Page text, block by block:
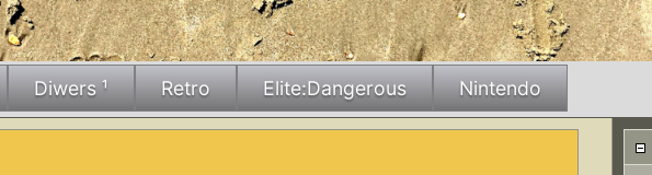
Diwers ¹ Retro Elite:Dangerous Nintendo